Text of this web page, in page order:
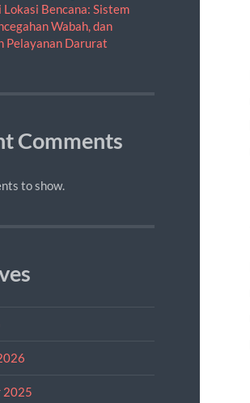
Lokasi Bencana: Sistem
Wabah, dan
Pelayanan Darurat
Comments
to show.
2025